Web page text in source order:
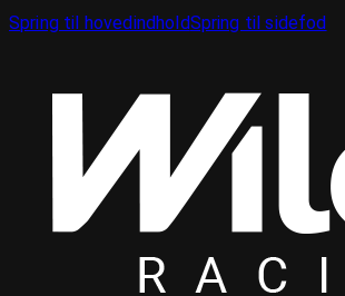
Spring til hovedindholdSpring til sidefod